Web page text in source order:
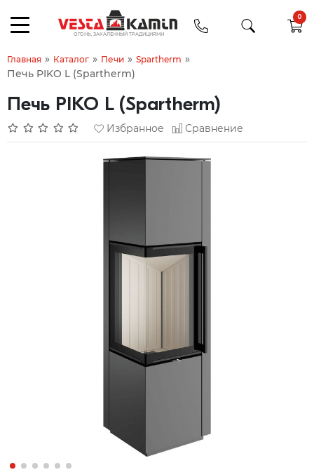
0
Главная » Каталог » Печи » Spartherm »
Печь PIKO L (Spartherm)
Печь PIKO L (Spartherm)
Избранное Сравнение